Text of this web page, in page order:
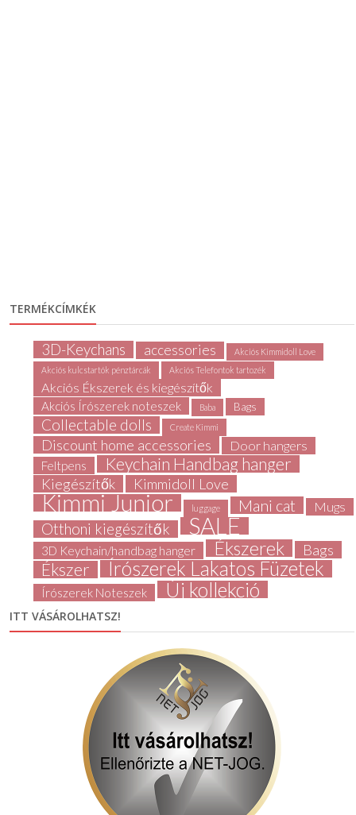
TERMÉKCÍMKÉK
3D-Keychans accessories
Akciós Kimmidoll Love
Akciós kulcstartók pénztárcák
Akciós Telefontok tartozék
Akciós Ékszerek és kiegészítők
Akciós Írószerek noteszek Baba Bags
Collectable dolls Create Kimmi
Discount home accessories Door hangers
Feltpens Keychain Handbag hanger
Kiegészítők Kimmidoll Love
Kimmi Junior luggage Mani cat Mugs
Otthoni kiegészítők SALE
3D Keychain/handbag hanger Ékszerek Bags
Ékszer Írószerek Lakatos Füzetek
Írószerek Noteszek Új kollekció
ITT VÁSÁROLHATSZ!